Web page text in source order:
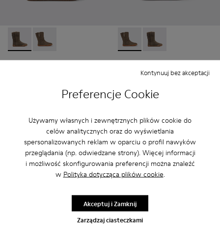
Preferencje Cookie
Używamy własnych i zewnętrznych plików cookie do
celów analitycznych oraz do wyświetlania
spersonalizowanych reklam w oparciu o profil nawyków
przeglądania (np. odwiedzane strony). Więcej informacji
i możliwość skonfigurowania preferencji można znaleźć
w Polityka dotycząca plików cookie.
Zarządzaj ciasteczkami
Kontynuuj bez akceptacji
Akceptuj i Zamknij
Peu - K900192-001 - Brown Gray
Peu - K900192-004 - Szarobrązowe trzewiki z
Peu - K900192-004 -
Peu - K900192-001 -
355 zł - 380 zł
rozmiaru